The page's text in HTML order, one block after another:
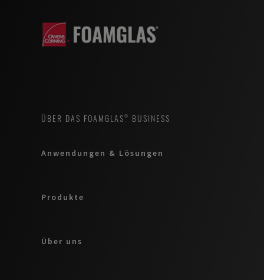
ÜBER DAS FOAMGLAS® BUSINESS
Anwendungen & Lösungen
Produkte
Über uns